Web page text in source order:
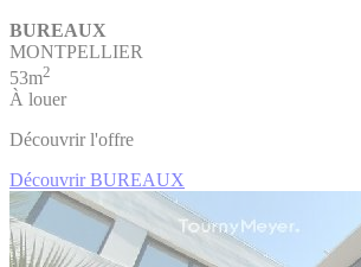
BUREAUX
MONTPELLIER
53m2
À louer
Découvrir l'offre
Découvrir BUREAUX